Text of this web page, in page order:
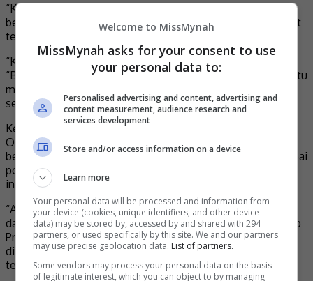
“Kami di One Cool Film amat berbesar hati dapat
bekerjasama dengan Skop Productions, salah satu penerbit
terkemuka di Malaysia menerusi “Black Ops”.
“Kami komited untuk bekerjasama rapat bagi memastikan
“Black Ops” dihasilkan pada tahap terbaik, sambil membantu
memperluaskan penembusan filem Malaysia ke pasaran
serantau dan antarabangsa,” katanya.
Ketua Astro Shaw dan Penerbit Eksekutif Bersama “Black
Ops”, Raja Jastina Raja Arshad menyatakan, Astro Shaw
bersedia sepenuhnya untuk memastikan projek ini mencapai
potensi maksima, serta menetapkan piawai baharu bagi
industri perfileman tempatan.
“Astro Shaw amat berbesar hati menjadi sebahagian
daripada projek ini. Hubungan strategik kami bersama Skop
Productions yang telah terjalin sekian lama kini
diperkukuhkan lagi melalui kolaborasi bersama penerbit
terkemuka dari Hong Kong.
Welcome to MissMynah
MissMynah asks for your consent to use
your personal data to:
Personalised advertising and content, advertising and
content measurement, audience research and
services development
Store and/or access information on a device
Learn more
Your personal data will be processed and information from
your device (cookies, unique identifiers, and other device
data) may be stored by, accessed by and shared with 294
partners, or used specifically by this site. We and our partners
may use precise geolocation data. List of partners.
Some vendors may process your personal data on the basis
of legitimate interest, which you can object to by managing